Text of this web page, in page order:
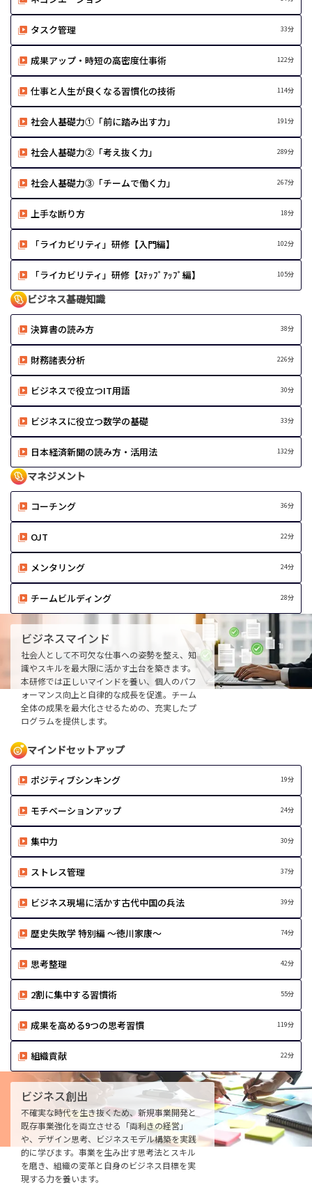
タスク管理 33分
成果アップ・時短の高密度仕事術 122分
仕事と人生が良くなる習慣化の技術 114分
社会人基礎力①「前に踏み出す力」 191分
社会人基礎力②「考え抜く力」 289分
社会人基礎力③「チームで働く力」 267分
上手な断り方 18分
「ライカビリティ」研修【入門編】 102分
「ライカビリティ」研修【ｽﾃｯﾌﾟｱｯﾌﾟ編】 105分
ビジネス基礎知識
決算書の読み方 38分
財務諸表分析 226分
ビジネスで役立つIT用語 30分
ビジネスに役立つ数学の基礎 33分
日本経済新聞の読み方・活用法 132分
マネジメント
コーチング 36分
OJT 22分
メンタリング 24分
チームビルディング 28分
ビジネスマインド
社会人として不可欠な仕事への姿勢を整え、知
識やスキルを最大限に活かす土台を築きます。
本研修では正しいマインドを養い、個人のパフ
ォーマンス向上と自律的な成長を促進。チーム
全体の成果を最大化させるための、充実したプ
ログラムを提供します。
マインドセットアップ
ポジティブシンキング 19分
モチベーションアップ 24分
集中力 30分
ストレス管理 37分
ビジネス現場に活かす古代中国の兵法 39分
歴史失敗学 特別編 ～徳川家康～ 74分
思考整理 42分
2割に集中する習慣術 55分
成果を高める9つの思考習慣 119分
組織貢献 22分
ビジネス創出
不確実な時代を生き抜くため、新規事業開発と
既存事業強化を両立させる「両利きの経営」
や、デザイン思考、ビジネスモデル構築を実践
的に学びます。事業を生み出す思考法とスキル
を磨き、組織の変革と自身のビジネス目標を実
現する力を養います。